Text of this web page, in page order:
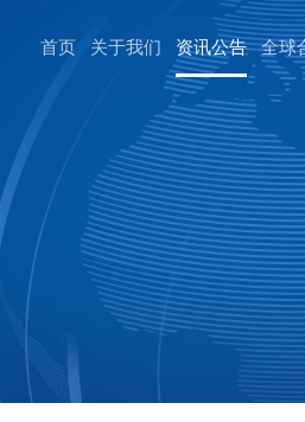
首页 关于我们 资讯公告 全球